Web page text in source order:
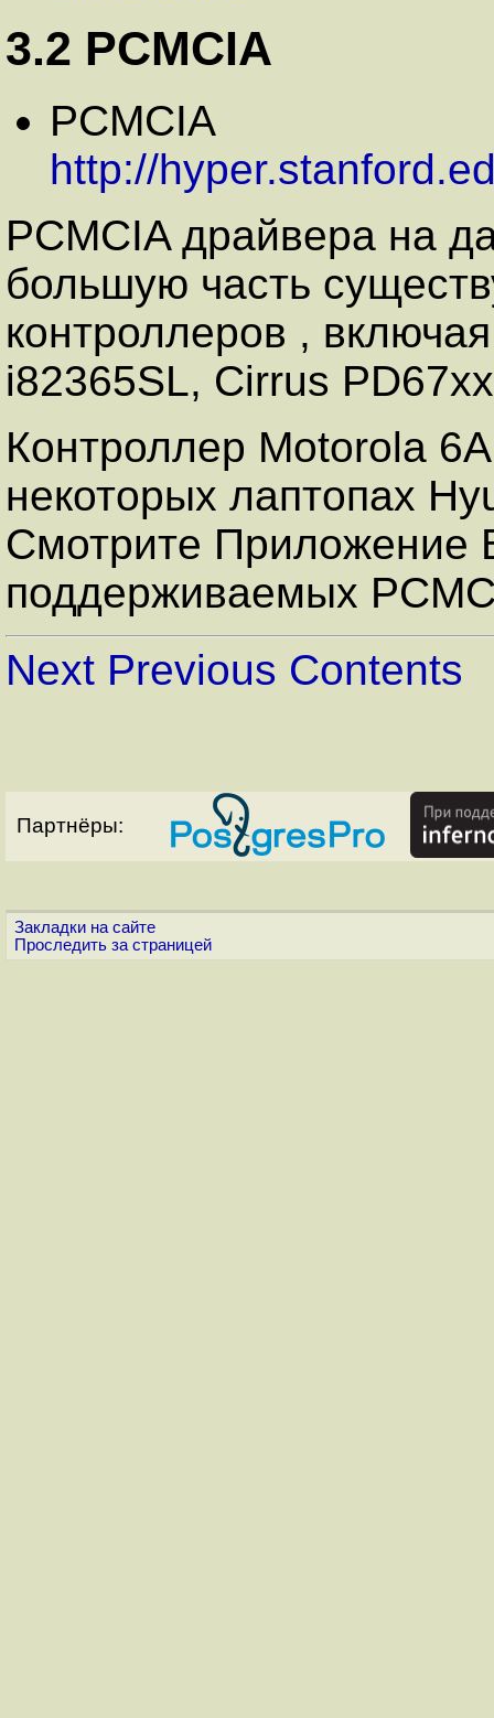
3.2 PCMCIA
PCMCIA
http://
PCMCIA драйвера на
большую часть
контроллеров ,
i82365SL, Cirrus
Контроллер Motorola
некоторых лаптопах
Смотрите Приложение
поддерживаемых
Next Previous Contents
Партнёры:
Закладки на сайте
Проследить за страницей